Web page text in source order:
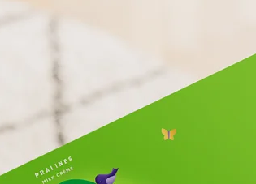
bewerten uns mit 4,8 bei Google Reviews